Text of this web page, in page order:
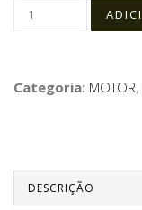
Categoria: MOTOR,
DESCRIÇÃO